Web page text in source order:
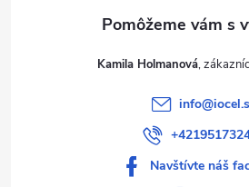
Kamila Holmanová
info@
Navštívte náš